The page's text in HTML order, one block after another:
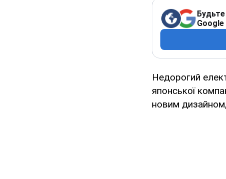
Google
Недорогий
японської
новим